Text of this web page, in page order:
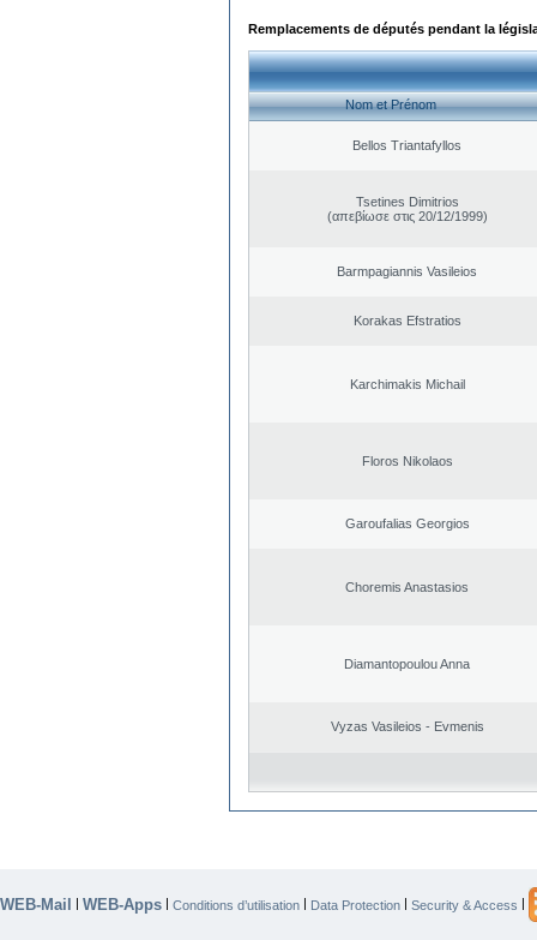
Remplacements de députés pendant la
Nom et Prénom
Bellos Triantafyllos
Tsetines Dimitrios
(απεβίωσε στις 20/12/1999)
Barmpagiannis Vasileios
Korakas Efstratios
Karchimakis Michail
Floros Nikolaos
Garoufalias Georgios
Choremis Anastasios
Diamantopoulou Anna
Vyzas Vasileios - Evmenis
WEB-Mail | WEB-Apps | Conditions d’utilisation | Data Protection | Security & Access |